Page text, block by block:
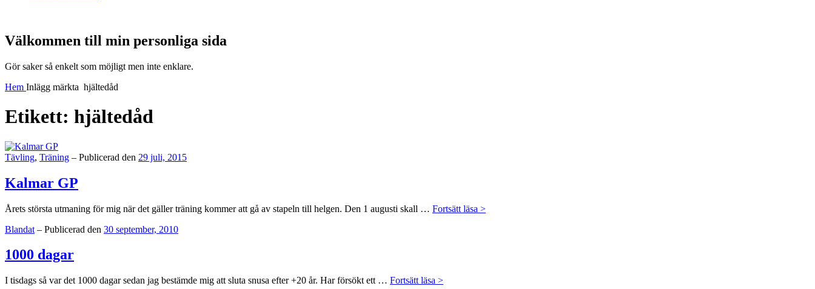
Välkommen till min personliga sida
Gör saker så enkelt som möjligt men inte enklare.
Hem Inlägg märkta hjältedåd
Etikett: hjältedåd
Kategorier:
Tävling, Träning – Publicerad den 29 juli, 2015
Kalmar GP
Årets största utmaning för mig när det gäller träning kommer att gå av stapeln till helgen. Den 1 augusti skall … Fortsätt läsa >Kalmar
Kategorier:
Blandat – Publicerad den 30 september, 2010
1000 dagar
I tisdags så var det 1000 dagar sedan jag bestämde mig att sluta snusa efter +20 år. Har försökt ett … Fortsätt läsa >1000